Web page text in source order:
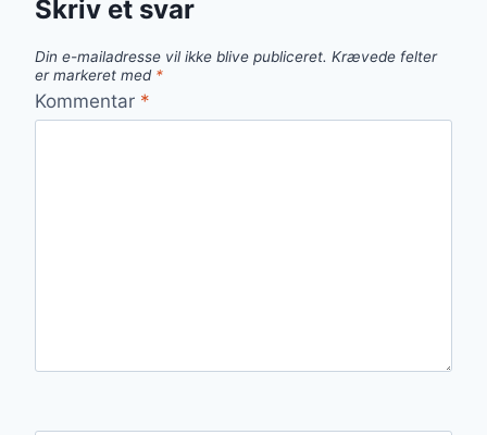
Skriv et svar
Din e-mailadresse vil ikke blive publiceret. Krævede felter
er markeret med *
Kommentar *